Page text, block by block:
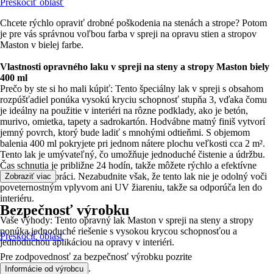
Preskočiť oblasť
Chcete rýchlo opraviť drobné poškodenia na stenách a strope? Potom
je pre vás správnou voľbou farba v spreji na opravu stien a stropov
Maston v bielej farbe.
Vlastnosti opravného laku v spreji na steny a stropy Maston biely
400 ml
Prečo by ste si ho mali kúpiť: Tento špeciálny lak v spreji s obsahom
rozpúšťadiel ponúka vysokú kryciu schopnosť stupňa 3, vďaka čomu
je ideálny na použitie v interiéri na rôzne podklady, ako je betón,
murivo, omietka, tapety a sadrokartón. Hodvábne matný finiš vytvorí
jemný povrch, ktorý bude ladiť s mnohými odtieňmi. S objemom
balenia 400 ml pokryjete pri jednom nátere plochu veľkosti cca 2 m².
Tento lak je umývateľný, čo umožňuje jednoduché čistenie a údržbu.
Čas schnutia je približne 24 hodín, takže môžete rýchlo a efektívne
pokračovať v práci. Nezabudnite však, že tento lak nie je odolný voči
poveternostným vplyvom ani UV žiareniu, takže sa odporúča len do
interiéru.
Vaše výhody: Tento opravný lak Maston v spreji na steny a stropy
ponúka jednoduché riešenie s vysokou krycou schopnosťou a
jednoduchou aplikáciou na opravy v interiéri.
Zobraziť viac
Bezpečnosť výrobku
Preskočiť oblasť
Pre zodpovednosť za bezpečnosť výrobku pozrite
Informácie od výrobcu .